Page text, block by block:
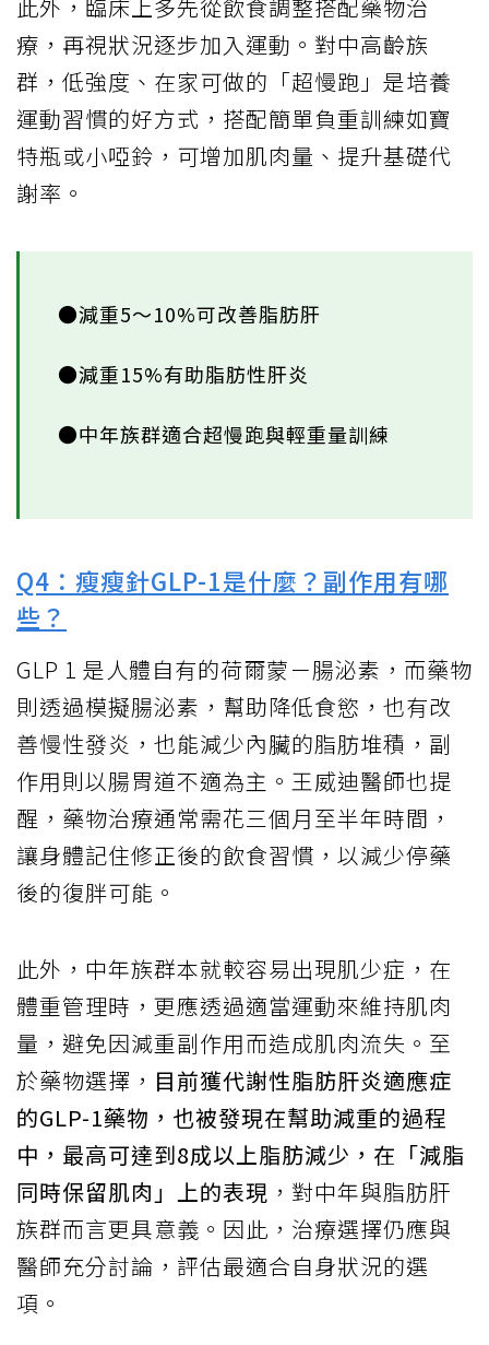
此外，臨床上多先從飲食調整搭配藥物治
療，再視狀況逐步加入運動。對中高齡族
群，低強度、在家可做的「超慢跑」是培養
運動習慣的好方式，搭配簡單負重訓練如寶
特瓶或小啞鈴，可增加肌肉量、提升基礎代
謝率。
●減重5～10%可改善脂肪肝
●減重15%有助脂肪性肝炎
●中年族群適合超慢跑與輕重量訓練
Q4：瘦瘦針GLP-1是什麼？副作用有哪
些？
GLP 1 是人體自有的荷爾蒙－腸泌素，而藥物
則透過模擬腸泌素，幫助降低食慾，也有改
善慢性發炎，也能減少內臟的脂肪堆積，副
作用則以腸胃道不適為主。王威迪醫師也提
醒，藥物治療通常需花三個月至半年時間，
讓身體記住修正後的飲食習慣，以減少停藥
後的復胖可能。
此外，中年族群本就較容易出現肌少症，在
體重管理時，更應透過適當運動來維持肌肉
量，避免因減重副作用而造成肌肉流失。至
於藥物選擇， 目前獲代謝性脂肪肝炎適應症
的GLP-1藥物，也被發現在幫助減重的過程
中，最高可達到8成以上脂肪減少，在「減脂
同時保留肌肉」上的表現 ，對中年與脂肪肝
族群而言更具意義。因此，治療選擇仍應與
醫師充分討論，評估最適合自身狀況的選
項。